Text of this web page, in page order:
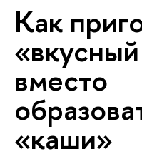
Как
вместо
«каши»